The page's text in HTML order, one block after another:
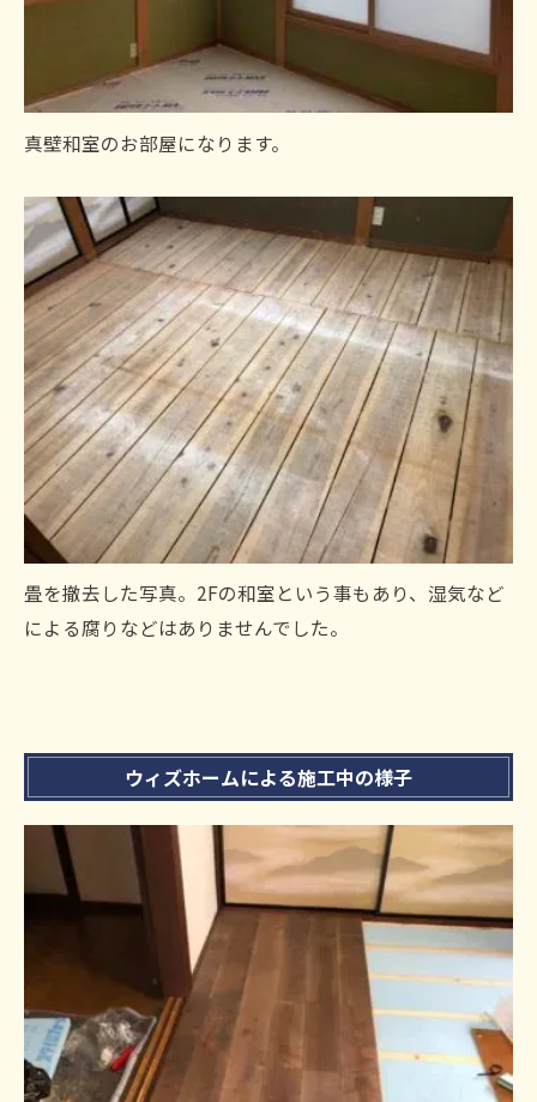
真壁和室のお部屋になります。
畳を撤去した写真。2Fの和室という事もあり、湿気など
による腐りなどはありませんでした。
ウィズホームによる施工中の様子